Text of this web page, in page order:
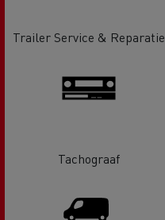
Trailer Service & Reparatie
Tachograaf